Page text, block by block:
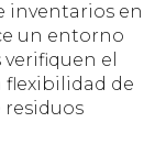
inventarios en
un entorno
el
de
residuos